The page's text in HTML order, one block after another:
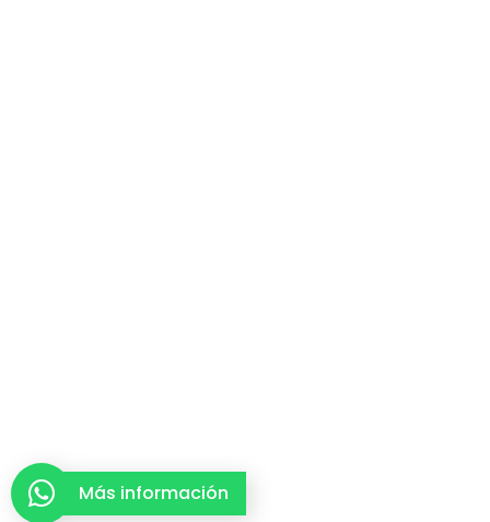
Más información